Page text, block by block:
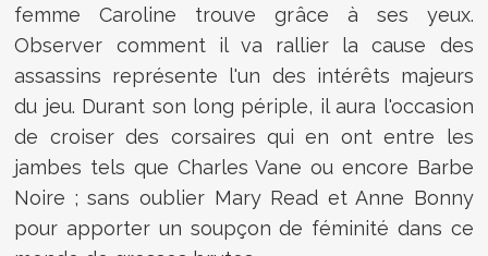
femme Caroline trouve grâce à ses yeux.
Observer comment il va rallier la cause des
assassins représente l'un des intérêts majeurs
du jeu. Durant son long périple, il aura l'occasion
de croiser des corsaires qui en ont entre les
jambes tels que Charles Vane ou encore Barbe
Noire ; sans oublier Mary Read et Anne Bonny
pour apporter un soupçon de féminité dans ce